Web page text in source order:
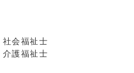
社会福祉士
介護福祉士